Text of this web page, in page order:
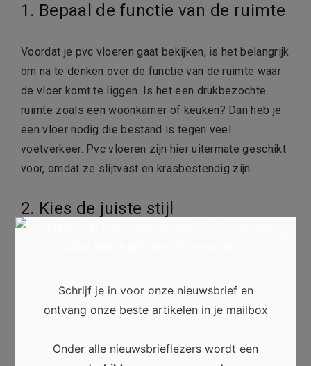
1. Bepaal de functie van de ruimte
Voordat je pvc vloeren gaat bekijken, is het belangrijk
om na te denken over de functie van de ruimte waar
de vloer komt te liggen. Is het een drukbezochte
ruimte zoals een woonkamer of keuken? Dan heb je
een vloer nodig die bestand is tegen veel
voetverkeer. Pvc vloeren zijn hier uitermate geschikt
voor, omdat ze slijtvast en krasbestendig zijn.
2. Kies de juiste stijl
moderne abstracte designs. Denk goed na over
welke stijl past bij jouw interieur en persoonlijke
houtlook wellicht iets voor jou. Ga je voor een
Schrijf je in voor onze nieuwsbrief en
ontvang onze beste artikelen in je mailbox
Onder alle nieuwsbrieflezers wordt een